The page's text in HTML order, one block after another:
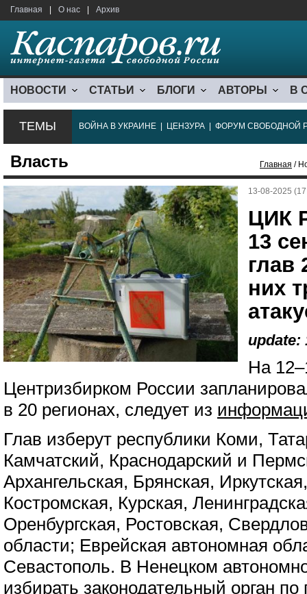
Главная О нас Архив
НОВОСТИ СТАТЬИ БЛОГИ АВТОРЫ В
ТЕМЫ ВОЙНА В УКРАИНЕ ЦЕНЗУРА ФОРУМ СВОБОДНОЙ
Власть Главная /
13-08-2025
ЦИК
13
глав
них
update:
На
Центризбирком России
в 20 регионах, следует из
Глав изберут республики Коми,
Камчатский, Краснодарский и
Архангельская, Брянская,
Костромская, Курская,
Оренбургская, Ростовская,
области; Еврейская автономная
Севастополь. В Ненецком
избирать законодательный орган